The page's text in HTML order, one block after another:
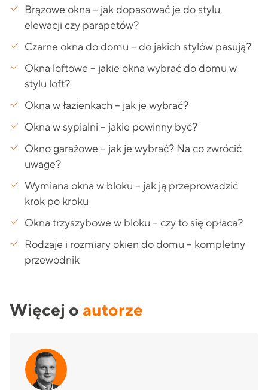
Brązowe okna – jak dopasować je do stylu,
elewacji czy parapetów?
Czarne okna do domu – do jakich stylów pasują?
Okna loftowe – jakie okna wybrać do domu w
stylu loft?
Okna w łazienkach – jak je wybrać?
Okna w sypialni – jakie powinny być?
Okno garażowe – jak je wybrać? Na co zwrócić
uwagę?
Wymiana okna w bloku – jak ją przeprowadzić
krok po kroku
Okna trzyszybowe w bloku – czy to się opłaca?
Rodzaje i rozmiary okien do domu – kompletny
przewodnik
Więcej o autorze